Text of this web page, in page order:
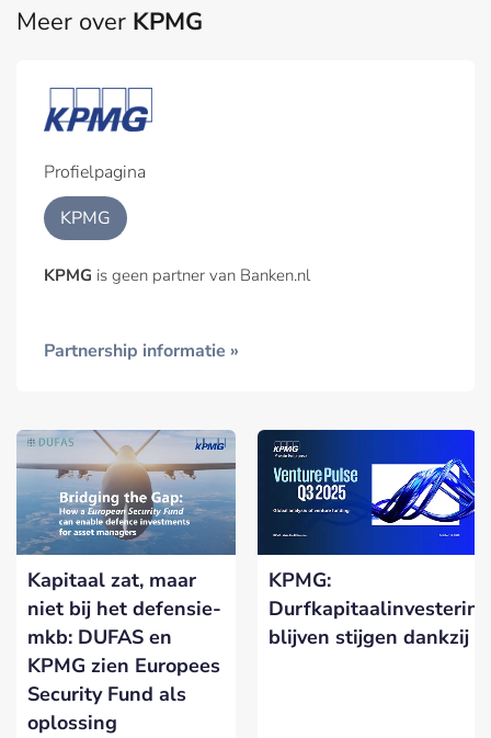
Meer over KPMG
Profielpagina
KPMG
KPMG is geen partner van Banken.nl
Partnership informatie »
Kapitaal zat, maar
niet bij het defensie-
mkb: DUFAS en
KPMG zien Europees
Security Fund als
oplossing
KPMG:
blijven stijgen dankzij